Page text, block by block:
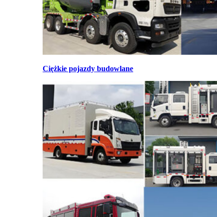
Ciężkie pojazdy budowlane